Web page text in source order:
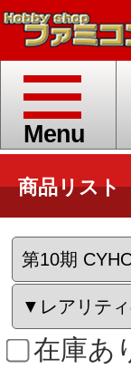
toggle
Menu
商品リスト
在庫あ